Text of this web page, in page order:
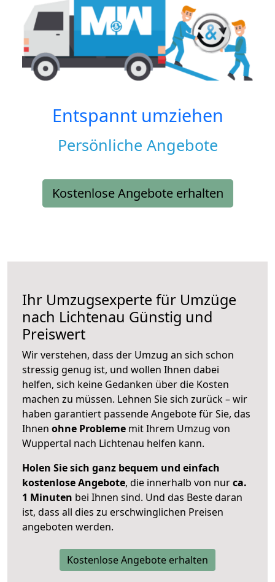
Entspannt umziehen
Persönliche Angebote
Kostenlose Angebote erhalten
Ihr Umzugsexperte für Umzüge
nach Lichtenau Günstig und
Preiswert
Wir verstehen, dass der Umzug an sich schon
stressig genug ist, und wollen Ihnen dabei
helfen, sich keine Gedanken über die Kosten
machen zu müssen. Lehnen Sie sich zurück – wir
haben garantiert passende Angebote für Sie, das
Ihnen ohne Probleme mit Ihrem Umzug von
Wuppertal nach Lichtenau helfen kann.
Holen Sie sich ganz bequem und einfach
kostenlose Angebote, die innerhalb von nurca.
1 Minuten bei Ihnen sind. Und das Beste daran
ist, dass all dies zu erschwinglichen Preisen
angeboten werden.
Kostenlose Angebote erhalten